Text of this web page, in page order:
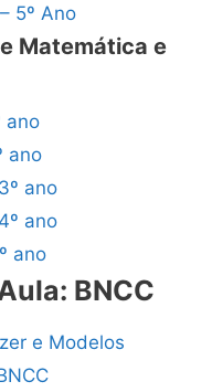
5º Ano
Matemática e
ano
ano
ano
ano
ano
BNCC
e Modelos